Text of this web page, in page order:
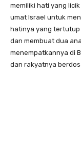
memiliki hati yang
umat Israel untuk
hatinya yang tertutup
dan membuat dua
menempatkannya di
dan rakyatnya